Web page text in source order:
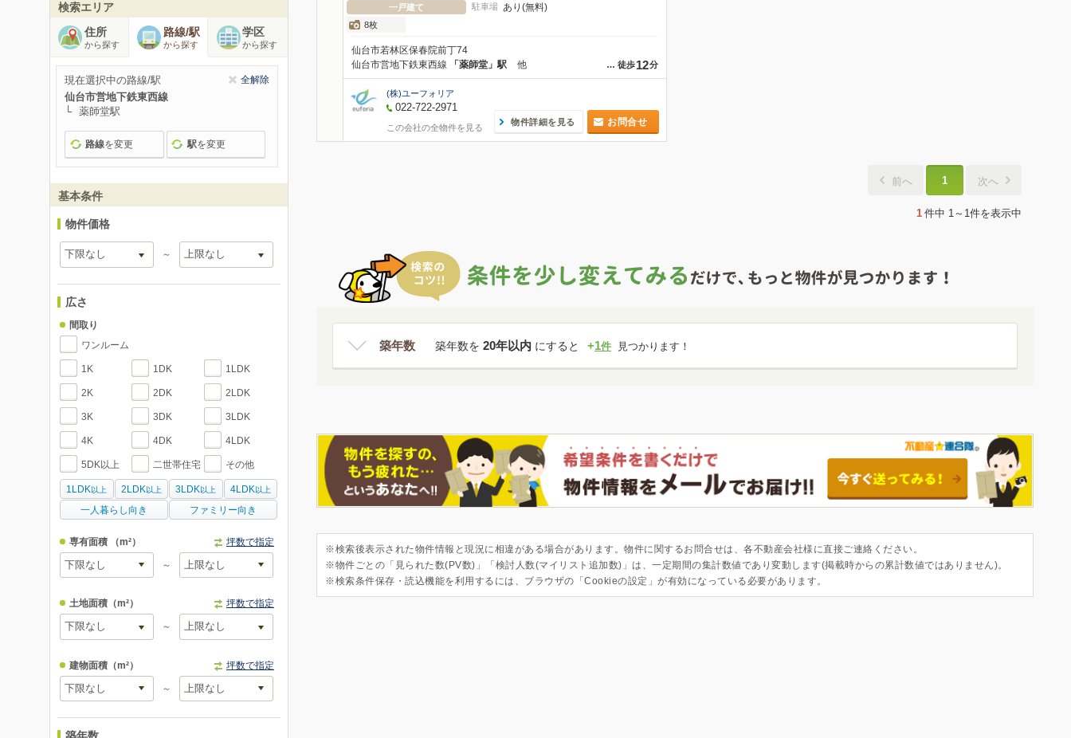
検索エリア
住所
から探す
路線/駅
から探す
学区
から探す
現在選択中の路線/駅 全解除
仙台市営地下鉄東西線
薬師堂駅
路線を変更 駅を変更
基本条件
物件価格
～
広さ
間取り
ワンルーム
1K 1DK 1LDK
2K 2DK 2LDK
3K 3DK 3LDK
4K 4DK 4LDK
5DK以上 二世帯住宅 その他
1LDK 以上 2LDK 以上 3LDK 以上 4LDK 以上
一人暮らし向き ファミリー向き
専有面積 （m²） 坪数で指定
～
土地面積（m²） 坪数で指定
～
建物面積（m²） 坪数で指定
～
一戸建て
8枚
駐車場 あり(無料)
仙台市若林区保春院前丁74
… 徒歩12分
仙台市営地下鉄東西線 「薬師堂」駅 他
(株)ユーフォリア
022-722-2971
この会社の全物件を見る
物件詳細を見る お問合せ
前へ 1 次へ
1 件中 1～1件を表示中
築年数 +1件 見つかります！
築年数を 20年以内 にすると
※検索後表示された物件情報と現況に相違がある場合があります。物件に関するお問合せは、各不動産会社様に直接ご連絡ください。
※物件ごとの「見られた数(PV数)」「検討人数(マイリスト追加数)」は、一定期間の集計数値であり変動します(掲載時からの累計数値ではありません)。
※検索条件保存・読込機能を利用するには、ブラウザの「Cookieの設定」が有効になっている必要があります。